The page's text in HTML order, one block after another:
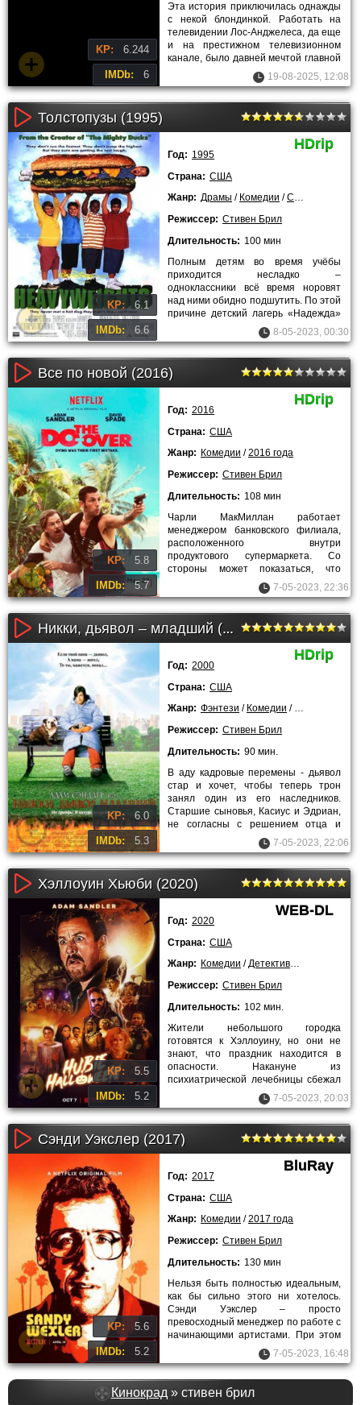
KP: 6.244
IMDb: 6
Эта история приключилась однажды
с некой блондинкой. Работать на
телевидении Лос-Анджелеса, да еще
и на престижном телевизионном
канале, было давней мечтой главной
героини. Сейчас ей
19-08-2025, 12:08
Толстопузы (1995)
KP: 6.1
IMDb: 6.6
HDrip
Год: 1995
Страна: США
Жанр: Драмы / Комедии /Семейные
Режиссер: Стивен Брил
Длительность: 100 мин
Полным детям во время учёбы
приходится несладко –
одноклассники всё время норовят
над ними обидно подшутить. По этой
причине детский лагерь «Надежда»
пользуется среди толстячков
огромной
8-05-2023, 00:30
Все по новой (2016)
KP: 5.8
IMDb: 5.7
HDrip
Год: 2016
Страна: США
Жанр: Комедии /2016 года
Режиссер: Стивен Брил
Длительность: 108 мин
Чарли МакМиллан работает
менеджером банковского филиала,
расположенного внутри
продуктового супермаркета. Со
стороны может показаться, что
жизнь героя комедии «Все по новой»
весьма успешна
7-05-2023, 22:36
Никки, дьявол – младший (2000)
KP: 6.0
IMDb: 5.3
HDrip
Год: 2000
Страна: США
Жанр: Фэнтези / Комедии / Мистические
Режиссер: Стивен Брил
Длительность: 90 мин.
В аду кадровые перемены - дьявол
стар и хочет, чтобы теперь трон
занял один из его наследников.
Старшие сыновья, Касиус и Эдриан,
не согласны с решением отца и
сбегают на Землю, чтобы жить7-05-2023, 22:06
Хэллоуин Хьюби (2020)
KP: 5.5
IMDb: 5.2
WEB-DL
Год: 2020
Страна: США
Жанр: Комедии /Детективы /
Режиссер: Стивен Брил
Длительность: 102 мин.
Жители небольшого городка
готовятся к Хэллоуину, но они не
знают, что праздник находится в
опасности. Накануне из
психиатрической лечебницы сбежал
опасный преступник, решивший
навестить
7-05-2023, 20:03
Сэнди Уэкслер (2017)
KP: 5.6
IMDb: 5.2
BluRay
Год: 2017
Страна: США
Жанр: Комедии /2017 года
Режиссер: Стивен Брил
Длительность: 130 мин
Нельзя быть полностью идеальным,
как бы сильно этого ни хотелось.
Сэнди Уэкслер – просто
превосходный менеджер по работе с
начинающими артистами. При этом
он самый неуклюжий человек в7-05-2023, 16:48
Кинокрад » стивен брил